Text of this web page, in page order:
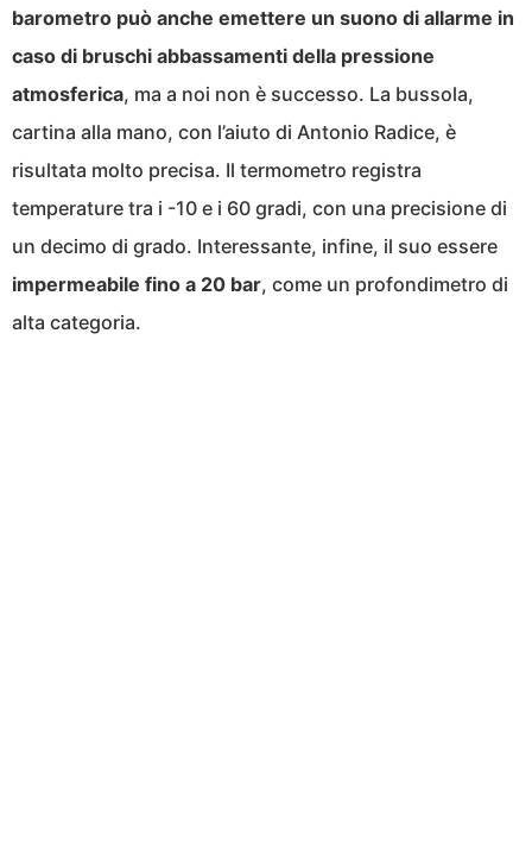
barometro può anche emettere un suono di allarme in
caso di bruschi abbassamenti della pressione
atmosferica, ma a noi non è successo. La bussola,
cartina alla mano, con l’aiuto di Antonio Radice, è
risultata molto precisa. Il termometro registra
temperature tra i -10 e i 60 gradi, con una precisione di
un decimo di grado. Interessante, infine, il suo essere
impermeabile fino a 20 bar, come un profondimetro di
alta categoria.